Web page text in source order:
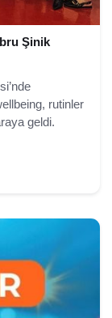
Şinik
rutinler
geldi.